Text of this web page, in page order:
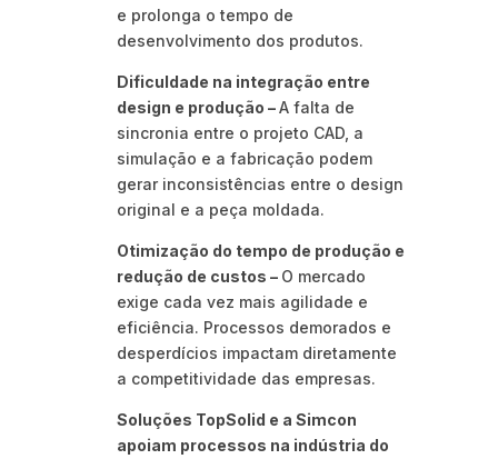
e prolonga o tempo de
desenvolvimento dos produtos.
Dificuldade na integração entre
design e produção –A falta de
sincronia entre o projeto CAD, a
simulação e a fabricação podem
gerar inconsistências entre o design
original e a peça moldada.
Otimização do tempo de produção e
redução de custos – O mercado
exige cada vez mais agilidade e
eficiência. Processos demorados e
desperdícios impactam diretamente
a competitividade das empresas.
Soluções TopSolid e a Simcon
apoiam processos na indústria do